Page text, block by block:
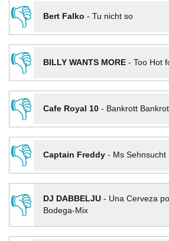
👎
Bert Falko - Tu nicht so
👎
BILLY WANTS MORE- Too Hot
👎
Cafe Royal 10- Bankrott
👎
Captain Freddy- Ms Sehnsucht
👎
DJ DABBELJU- Una Cerveza
Bodega-Mix